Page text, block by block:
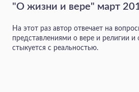
"О жизни и вере" март
На этот раз автор отвечает на
представлениями о вере и религии и
стыкуется с реальностью.